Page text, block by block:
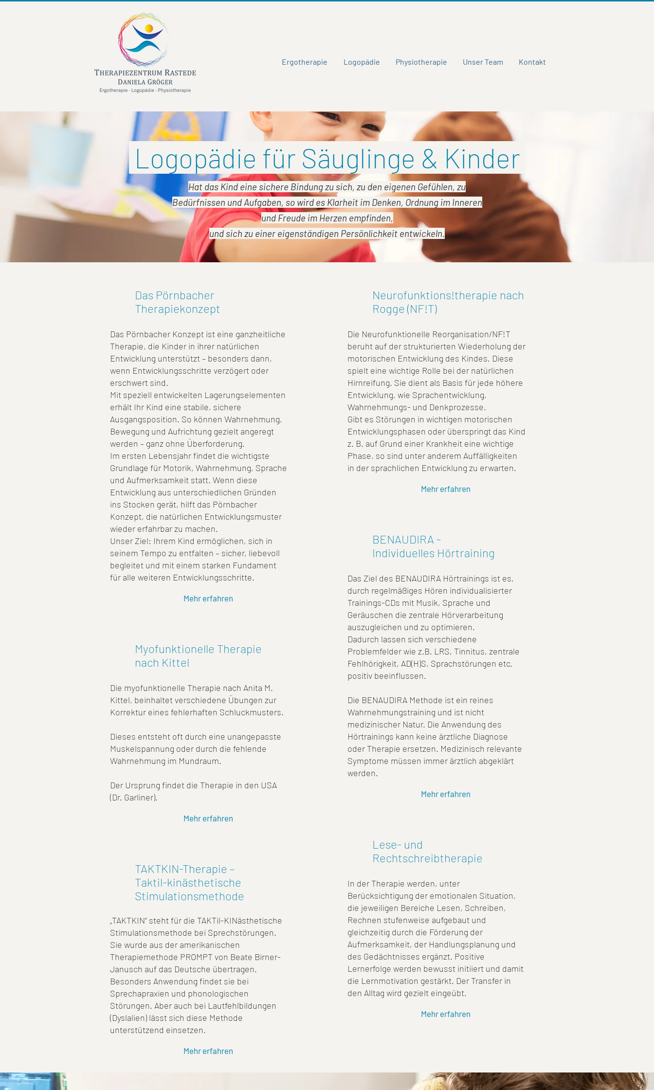
Ergotherapie Logopädie Physiotherapie Unser Team Kontakt
Logopädie für Säuglinge & Kinder
Hat das Kind eine sichere Bindung zu sich, zu den eigenen Gefühlen, zu
Bedürfnissen und Aufgaben, so wird es Klarheit im Denken, Ordnung im Inneren
und Freude im Herzen empfinden,
und sich zu einer eigenständigen Persönlichkeit entwickeln.
Das Pörnbacher
Therapiekonzept
Das Pörnbacher Konzept ist eine ganzheitliche
Therapie, die Kinder in ihrer natürlichen
Entwicklung unterstützt – besonders dann,
wenn Entwicklungsschritte verzögert oder
erschwert sind.
Mit speziell entwickelten Lagerungselementen
erhält Ihr Kind eine stabile, sichere
Ausgangsposition. So können Wahrnehmung,
Bewegung und Aufrichtung gezielt angeregt
werden – ganz ohne Überforderung.
Im ersten Lebensjahr findet die wichtigste
Grundlage für Motorik, Wahrnehmung, Sprache
und Aufmerksamkeit statt. Wenn diese
Entwicklung aus unterschiedlichen Gründen
ins Stocken gerät, hilft das Pörnbacher
Konzept, die natürlichen Entwicklungsmuster
wieder erfahrbar zu machen.
Unser Ziel: Ihrem Kind ermöglichen, sich in
seinem Tempo zu entfalten – sicher, liebevoll
begleitet und mit einem starken Fundament
für alle weiteren Entwicklungsschritte.
Mehr erfahren
Myofunktionelle Therapie
nach Kittel
Die myofunktionelle Therapie nach Anita M.
Kittel, beinhaltet verschiedene Übungen zur
Korrektur eines fehlerhaften Schluckmusters.
Dieses entsteht oft durch eine unangepasste
Muskelspannung oder durch die fehlende
Wahrnehmung im Mundraum.
Der Ursprung findet die Therapie in den USA
(Dr. Garliner).
Mehr erfahren
TAKTKIN-Therapie –
Taktil-kinästhetische
Stimulationsmethode
„TAKTKIN“ steht für die TAKTil-KINästhetische
Stimulationsmethode bei Sprechstörungen.
Sie wurde aus der amerikanischen
Therapiemethode PROMPT von Beate Birner-
Janusch auf das Deutsche übertragen.
Besonders Anwendung findet sie bei
Sprechapraxien und phonologischen
Störungen. Aber auch bei Lautfehlbildungen
(Dyslalien) lässt sich diese Methode
unterstützend einsetzen.
Mehr erfahren
Neurofunktions!therapie nach
Rogge (NF!T)
Die Neurofunktionelle Reorganisation/NF!T
beruht auf der strukturierten Wiederholung der
motorischen Entwicklung des Kindes. Diese
spielt eine wichtige Rolle bei der natürlichen
Hirnreifung. Sie dient als Basis für jede höhere
Entwicklung, wie Sprachentwicklung,
Wahrnehmungs- und Denkprozesse.
Gibt es Störungen in wichtigen motorischen
Entwicklungsphasen oder überspringt das Kind
z. B. auf Grund einer Krankheit eine wichtige
Phase, so sind unter anderem Auffälligkeiten
in der sprachlichen Entwicklung zu erwarten.
Mehr erfahren
BENAUDIRA -
Individuelles Hörtraining
Das Ziel des BENAUDIRA Hörtrainings ist es,
durch regelmäßiges Hören individualisierter
Trainings-CDs mit Musik, Sprache und
Geräuschen die zentrale Hörverarbeitung
auszugleichen und zu optimieren.
Dadurch lassen sich verschiedene
Problemfelder wie z.B. LRS, Tinnitus, zentrale
Fehlhörigkeit, AD(H)S, Sprachstörungen etc.
positiv beeinflussen.
Die BENAUDIRA Methode ist ein reines
Wahrnehmungstraining und ist nicht
medizinischer Natur. Die Anwendung des
Hörtrainings kann keine ärztliche Diagnose
oder Therapie ersetzen. Medizinisch relevante
Symptome müssen immer ärztlich abgeklärt
werden.
Mehr erfahren
Lese- und
Rechtschreibtherapie
In der Therapie werden, unter
Berücksichtigung der emotionalen Situation,
die jeweiligen Bereiche Lesen, Schreiben,
Rechnen stufenweise aufgebaut und
gleichzeitig durch die Förderung der
Aufmerksamkeit, der Handlungsplanung und
des Gedächtnisses ergänzt. Positive
Lernerfolge werden bewusst initiiert und damit
die Lernmotivation gestärkt. Der Transfer in
den Alltag wird gezielt eingeübt.
Mehr erfahren